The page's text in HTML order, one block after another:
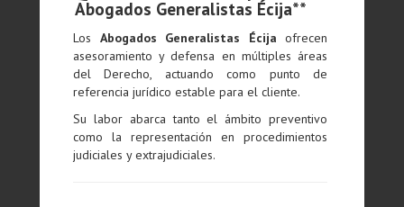
Abogados Generalistas Écija**
Los Abogados Generalistas Écija ofrecen
asesoramiento y defensa en múltiples áreas
del Derecho, actuando como punto de
referencia jurídico estable para el cliente.
Su labor abarca tanto el ámbito preventivo
como la representación en procedimientos
judiciales y extrajudiciales.